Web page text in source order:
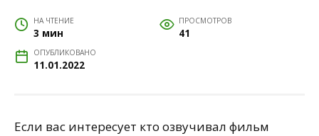
НА ЧТЕНИЕ
3 мин
ПРОСМОТРОВ
41
ОПУБЛИКОВАНО
11.01.2022
Если вас интересует кто озвучивал фильм